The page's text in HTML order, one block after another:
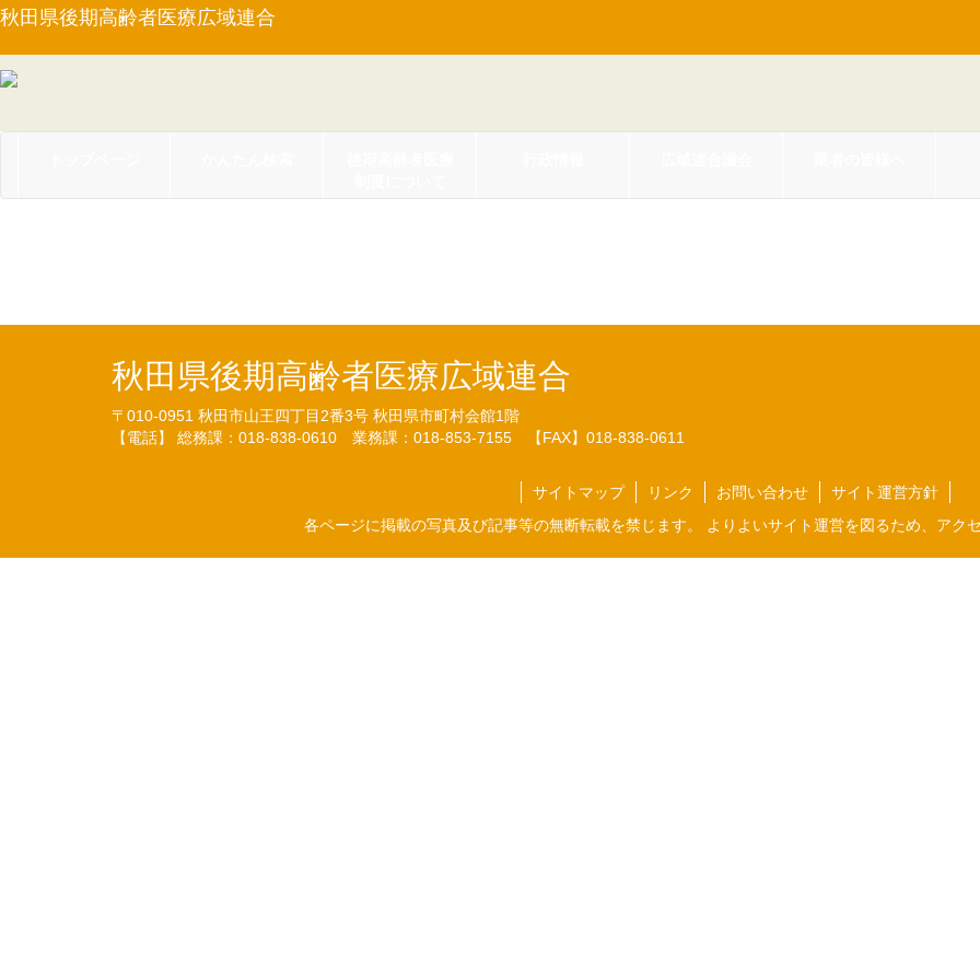
秋田県後期高齢者医療広域連合
秋田県後期高齢者医療広域連合
〒010-0951 秋田市山王四丁目2番3号 秋田県市町村会館1階
【電話】 総務課：018-838-0610 業務課：018-853-7155 【FAX】018-838-0611
サイトマップ リンク お問い合わせ
サイト運営方針
各ページに掲載の写真及び記事等の無断転載を禁じます。 よりよいサイト運営を図るため、アク